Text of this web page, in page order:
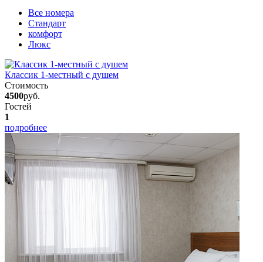
Вcе номера
Стандарт
комфорт
Люкс
Классик 1-местный с душем
Стоимость
4500руб.
Гостей
1
подробнее